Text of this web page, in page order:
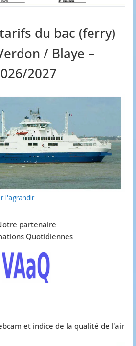
du bac (ferry)
/ Blaye –
2027
l'agrandir
partenaire
Quotidiennes
et indice de la qualité de l'air